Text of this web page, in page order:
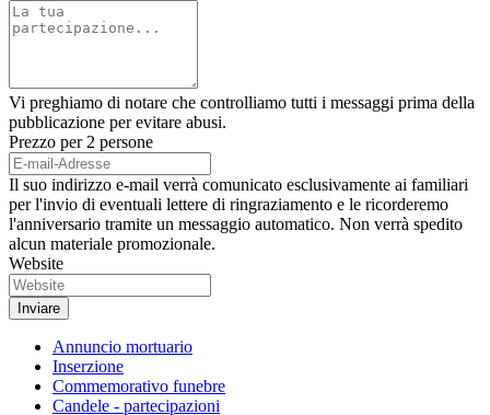
Vi preghiamo di notare che controlliamo tutti i messaggi prima della
pubblicazione per evitare abusi.
Prezzo per 2 persone
Il suo indirizzo e-mail verrà comunicato esclusivamente ai familiari
per l'invio di eventuali lettere di ringraziamento e le ricorderemo
l'anniversario tramite un messaggio automatico. Non verrà spedito
alcun materiale promozionale.
Website
Annuncio mortuario
Inserzione
Commemorativo funebre
Candele - partecipazioni